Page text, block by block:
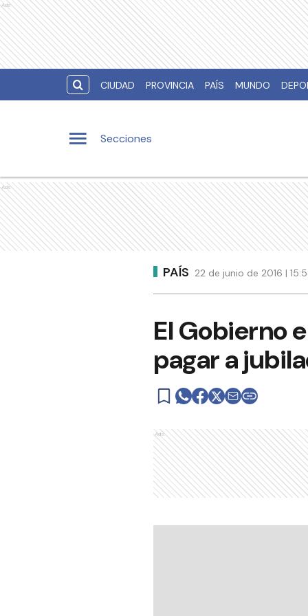
Ads
CIUDAD PROVINCIA PAÍS MUNDO
Secciones
Ads
PAÍS 22 de junio de 2016 |
El Gobierno
pagar a
Ads